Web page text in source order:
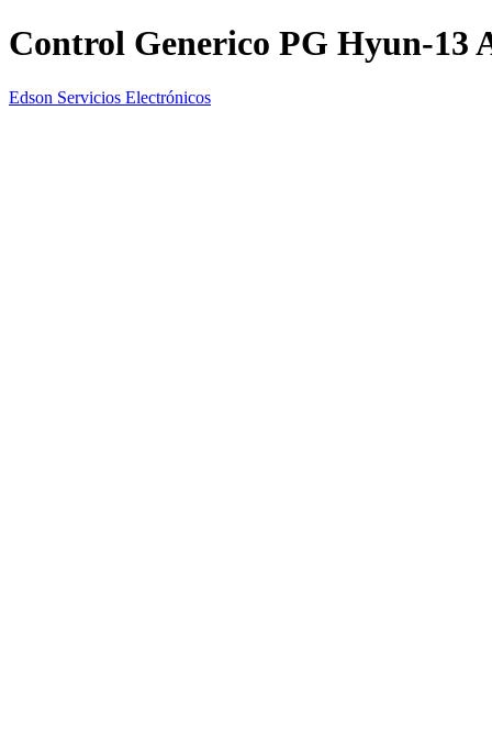
Control Generico PG Hyun-13
Edson Servicios Electrónicos